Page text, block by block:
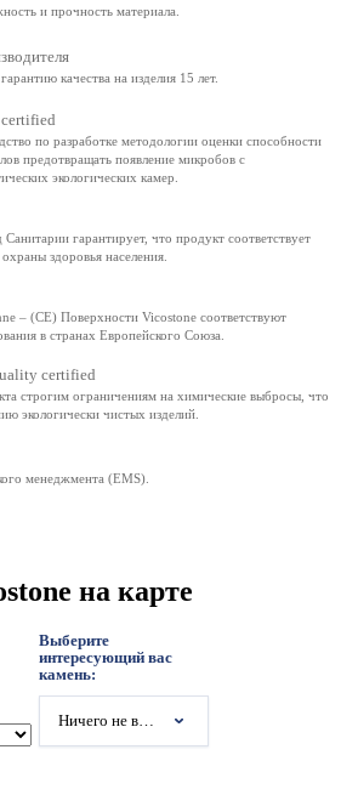
и прочность материала.
качества на изделия 15 лет.
по разработке методологии оценки способности
предотвращать появление микробов с
экологических камер.
гарантирует, что продукт соответствует
здоровья населения.
– (CE) Поверхности Vicostone соответствуют
в странах Европейского Союза.
certified
строгим ограничениям на химические выбросы, что
экологически чистых изделий.
менеджмента (EMS).
на карте
Выберите
интересующий вас
камень:
Ничего не выбрано